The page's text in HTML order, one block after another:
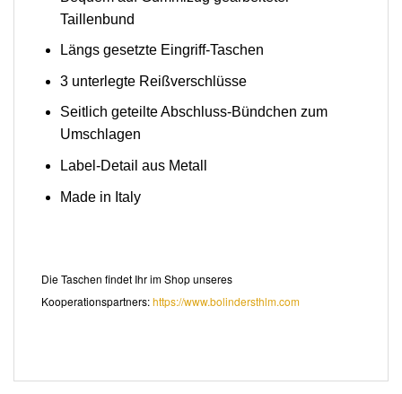
Taillenbund
Längs gesetzte Eingriff-Taschen
3 unterlegte Reißverschlüsse
Seitlich geteilte Abschluss-Bündchen zum
Umschlagen
Label-Detail aus Metall
Made in Italy
Die Taschen findet Ihr im Shop unseres
Kooperationspartners:https://www.bolindersthlm.com